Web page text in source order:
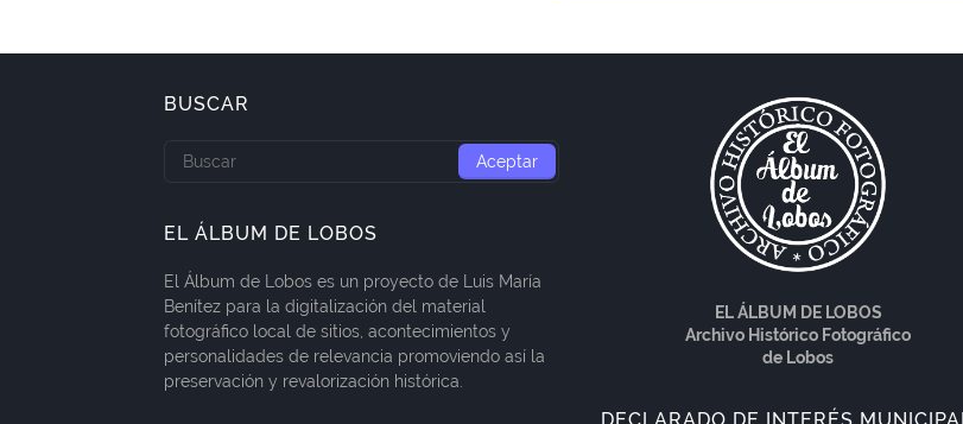
BUSCAR
EL ÁLBUM DE LOBOS
El Álbum de Lobos es un proyecto de Luis María
Benítez para la digitalización del material
fotográfico local de sitios, acontecimientos y
personalidades de relevancia promoviendo así la
preservación y revalorización histórica.
EL ÁLBUM DE LOBOS
Archivo Histórico Fotográfico
de Lobos